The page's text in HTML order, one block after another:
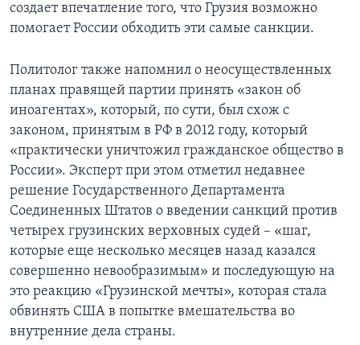
создает впечатление того, что Грузия возможно
помогает России обходить эти самые санкции.
Политолог также напомнил о неосуществленных
планах правящей партии принять «закон об
иноагентах», который, по сути, был схож с
законом, принятым в РФ в 2012 году, который
«практически уничтожил гражданское общество в
России». Эксперт при этом отметил недавнее
решение Государственного Департамента
Соединенных Штатов о введении санкций против
четырех грузинских верховных судей – «шаг,
которые еще несколько месяцев назад казался
совершенно невообразимым» и последующую на
это реакцию «Грузинской мечты», которая стала
обвинять США в попытке вмешательства во
внутренние дела страны.